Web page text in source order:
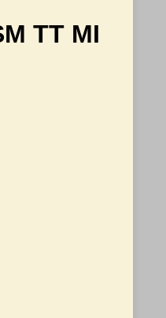
TT MI